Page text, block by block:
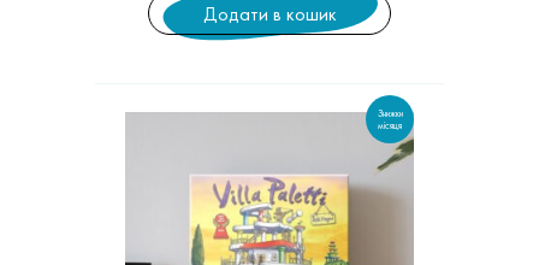
Додати в кошик
Знижки
місяця